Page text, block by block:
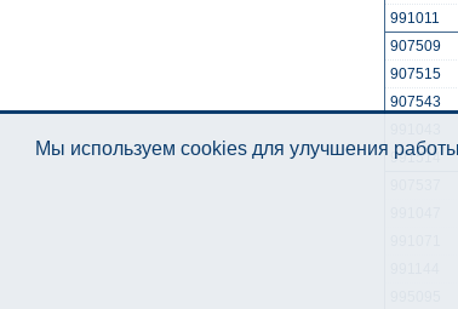
991011
907509
907515
907543
991514
Мы используем cookies для улучшения